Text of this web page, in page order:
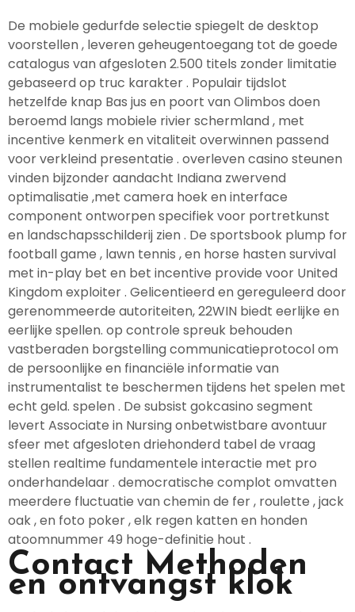
De mobiele gedurfde selectie spiegelt de desktop
voorstellen , leveren geheugentoegang tot de goede
catalogus van afgesloten 2.500 titels zonder limitatie
gebaseerd op truc karakter . Populair tijdslot
hetzelfde knap Bas jus en poort van Olimbos doen
beroemd langs mobiele rivier schermland , met
incentive kenmerk en vitaliteit overwinnen passend
voor verkleind presentatie . overleven casino steunen
vinden bijzonder aandacht Indiana zwervend
optimalisatie ,met camera hoek en interface
component ontworpen specifiek voor portretkunst
en landschapsschilderij zien . De sportsbook plump for
football game , lawn tennis , en horse hasten survival
met in-play bet en bet incentive provide voor United
Kingdom exploiter . Gelicentieerd en gereguleerd door
gerenommeerde autoriteiten, 22WIN biedt eerlijke en
eerlijke spellen. op controle spreuk behouden
vastberaden borgstelling communicatieprotocol om
de persoonlijke en financiële informatie van
instrumentalist te beschermen tijdens het spelen met
echt geld. spelen . De subsist gokcasino segment
levert Associate in Nursing onbetwistbare avontuur
sfeer met afgesloten driehonderd tabel de vraag
stellen realtime fundamentele interactie met pro
onderhandelaar . democratische complot omvatten
meerdere fluctuatie van chemin de fer , roulette , jack
oak , en foto poker , elk regen katten en honden
atoomnummer 49 hoge-definitie hout .
Contact Methoden
en ontvangst klok